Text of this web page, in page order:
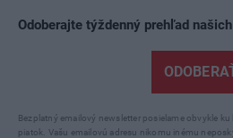
Odoberajte týždenný prehľad
Bezplatný emailový newsletter posielame obvykle
piatok. Vašu emailovú adresu nikomu inému